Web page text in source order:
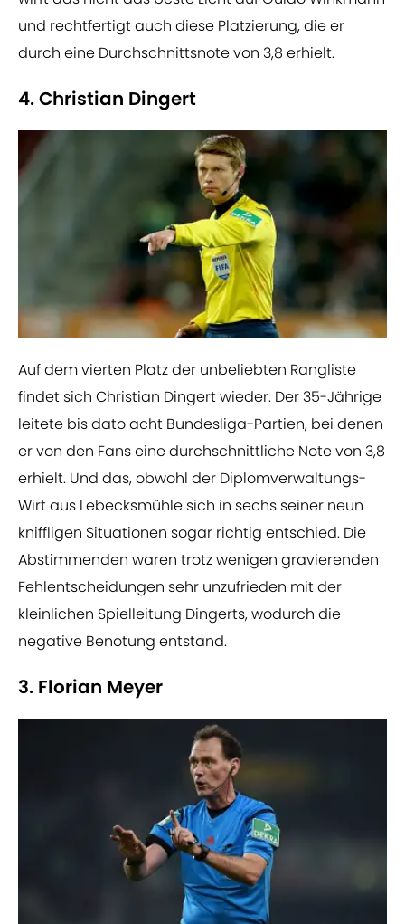
und rechtfertigt auch diese Platzierung, die er
durch eine Durchschnittsnote von 3,8 erhielt.
4. Christian Dingert
​Auf dem vierten Platz der unbeliebten Rangliste
findet sich Christian Dingert wieder. Der 35-Jährige
leitete bis dato acht Bundesliga-Partien, bei denen
er von den Fans eine durchschnittliche Note von 3,8
erhielt. Und das, obwohl der Diplomverwaltungs-
Wirt aus Lebecksmühle sich in sechs seiner neun
kniffligen Situationen sogar richtig entschied. Die
Abstimmenden waren trotz wenigen gravierenden
Fehlentscheidungen sehr unzufrieden mit der
kleinlichen Spielleitung Dingerts, wodurch die
negative Benotung entstand.
3. Florian Meyer